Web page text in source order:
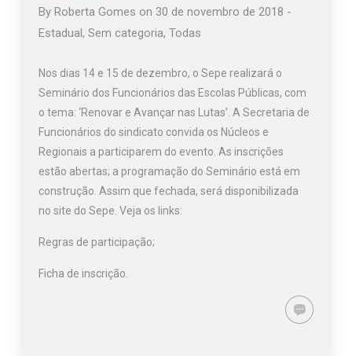
ByRoberta Gomes on 30 de novembro de 2018 -
Estadual,Sem categoria,Todas
Nos dias 14 e 15 de dezembro, o Sepe realizará o
Seminário dos Funcionários das Escolas Públicas, com
o tema: ‘Renovar e Avançar nas Lutas’. A Secretaria de
Funcionários do sindicato convida os Núcleos e
Regionais a participarem do evento. As inscrições
estão abertas; a programação do Seminário está em
construção. Assim que fechada, será disponibilizada
no site do Sepe. Veja os links:
Regras de participação;
Ficha de inscrição.